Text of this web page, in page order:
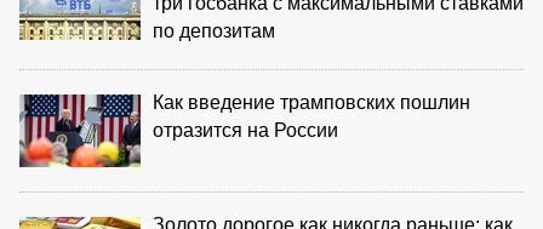
по депозитам
Как введение трамповских пошлин
отразится на России
Золото дорогое как никогда раньше: как